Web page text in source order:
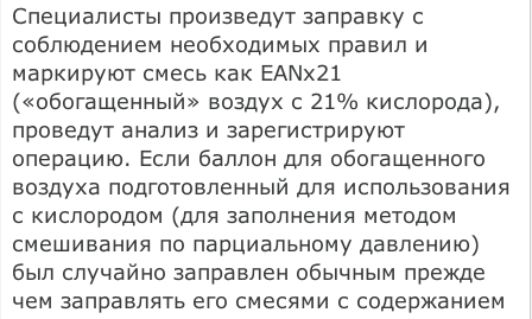
Специалисты произведут заправку с
соблюдением необходимых правил и
маркируют смесь как EANx21
(«обогащенный» воздух с 21% кислорода),
проведут анализ и зарегистрируют
операцию. Если баллон для обогащенного
воздуха подготовленный для использования
с кислородом (для заполнения методом
смешивания по парциальному давлению)
был случайно заправлен обычным прежде
чем заправлять его смесями с содержанием